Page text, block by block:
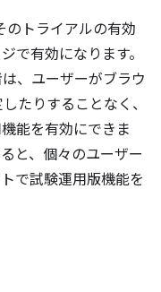
のトライアルの有効
で有効になります。
、ユーザーがブラウ
たりすることなく、
能を有効にできま
と、個々のユーザー
で試験運用版機能を